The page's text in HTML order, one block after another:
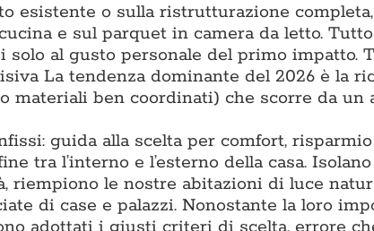
esistente o sulla ristrutturazione
e sul parquet in camera da letto.
solo al gusto personale del primo impatto.
La tendenza dominante del 2026 è la
materiali ben coordinati) che scorre da un
guida alla scelta per comfort,
tra l’interno e l’esterno della casa.
riempiono le nostre abitazioni di luce
di case e palazzi. Nonostante la loro